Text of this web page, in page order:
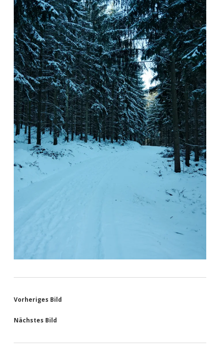
Vorheriges Bild
Nächstes Bild